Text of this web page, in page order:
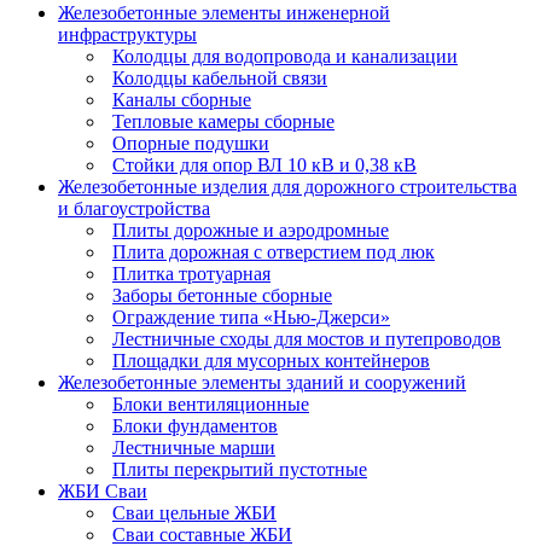
Железобетонные элементы инженерной
инфраструктуры
Колодцы для водопровода и канализации
Колодцы кабельной связи
Каналы сборные
Тепловые камеры сборные
Опорные подушки
Стойки для опор ВЛ 10 кВ и 0,38 кВ
Железобетонные изделия для дорожного строительства
и благоустройства
Плиты дорожные и аэродромные
Плита дорожная с отверстием под люк
Плитка тротуарная
Заборы бетонные сборные
Ограждение типа «Нью-Джерси»
Лестничные сходы для мостов и путепроводов
Площадки для мусорных контейнеров
Железобетонные элементы зданий и сооружений
Блоки вентиляционные
Блоки фундаментов
Лестничные марши
Плиты перекрытий пустотные
ЖБИ Сваи
Сваи цельные ЖБИ
Сваи составные ЖБИ